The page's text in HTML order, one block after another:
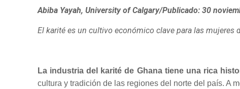
Abiba Yayah, University of Calgary/Publicado: 30
El karité es un cultivo económico clave para las mujeres
La industria del karité de Ghana tiene una rica
cultura y tradición de las regiones del norte del país. A